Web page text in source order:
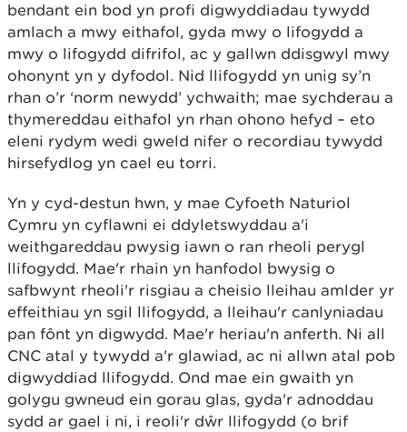
bendant ein bod yn profi digwyddiadau tywydd
amlach a mwy eithafol, gyda mwy o lifogydd a
mwy o lifogydd difrifol, ac y gallwn ddisgwyl mwy
ohonynt yn y dyfodol. Nid llifogydd yn unig sy’n
rhan o’r ‘norm newydd’ ychwaith; mae sychderau a
thymereddau eithafol yn rhan ohono hefyd – eto
eleni rydym wedi gweld nifer o recordiau tywydd
hirsefydlog yn cael eu torri.
Yn y cyd-destun hwn, y mae Cyfoeth Naturiol
Cymru yn cyflawni ei ddyletswyddau a'i
weithgareddau pwysig iawn o ran rheoli perygl
llifogydd. Mae'r rhain yn hanfodol bwysig o
safbwynt rheoli'r risgiau a cheisio lleihau amlder yr
effeithiau yn sgil llifogydd, a lleihau'r canlyniadau
pan fônt yn digwydd. Mae'r heriau'n anferth. Ni all
CNC atal y tywydd a'r glawiad, ac ni allwn atal pob
digwyddiad llifogydd. Ond mae ein gwaith yn
golygu gwneud ein gorau glas, gyda'r adnoddau
sydd ar gael i ni, i reoli'r dŵr llifogydd (o brif